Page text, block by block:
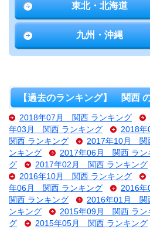
東北・北海道
九州・沖縄
【過去のランキング】 関西
2018年07月 関西 ランキング
年03月 関西 ランキング
2018
関西 ランキング
2017年10月 関
ンキング
2017年06月 関西 ラン
グ
2017年02月 関西 ランキング
2016年10月 関西 ランキング
年06月 関西 ランキング
2016
関西 ランキング
2016年01月 関
ンキング
2015年09月 関西 ラン
グ
2015年05月 関西 ランキング